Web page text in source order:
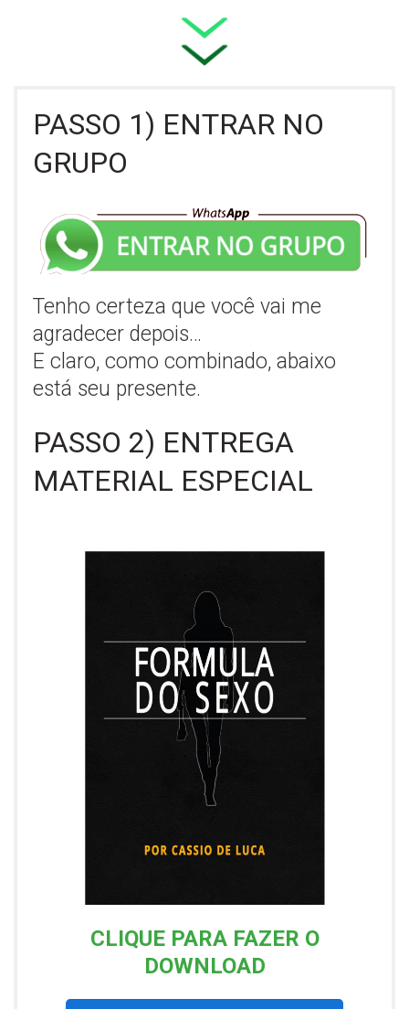
PASSO 1) ENTRAR NO
GRUPO
Tenho certeza que você vai me
agradecer depois…
E claro, como combinado, abaixo
está seu presente.
PASSO 2) ENTREGA
MATERIAL ESPECIAL
CLIQUE PARA FAZER O
DOWNLOAD